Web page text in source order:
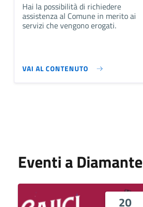
Hai la possibilità di richiedere
assistenza al Comune in merito ai
servizi che vengono erogati.
VAI AL CONTENUTO
Eventi a Diamante
20